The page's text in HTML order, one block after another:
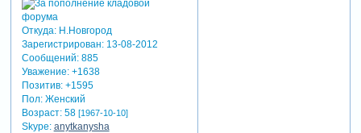
Откуда:Н.Новгород
Зарегистрирован: 13-08-2012
Сообщений:885
Уважение: +1638
Позитив: +1595
Пол:Женский
Возраст:58 [1967-10-10]
Skype: anytkanysha